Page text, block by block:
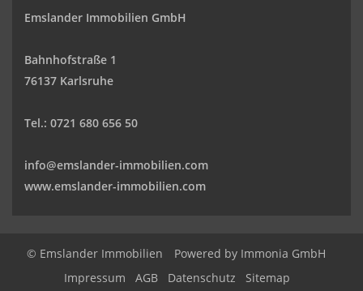
Emslander Immobilien GmbH
Bahnhofstraße 1
76137 Karlsruhe
Tel.: 0721 680 656 50
info@emslander-immobilien.com
www.emslander-immobilien.com
© Emslander Immobilien Powered by Immonia GmbH
Impressum
AGB Datenschutz Sitemap